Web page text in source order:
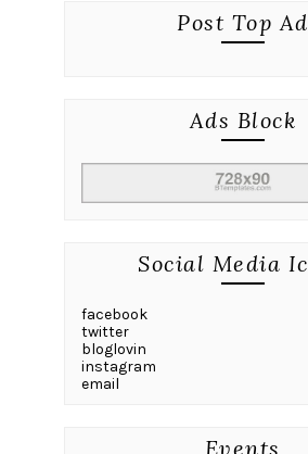
Post Top Ad
Ads Block
Social Media
facebook
twitter
bloglovin
instagram
email
Events